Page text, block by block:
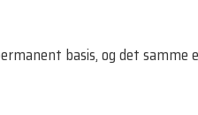
basis, og det